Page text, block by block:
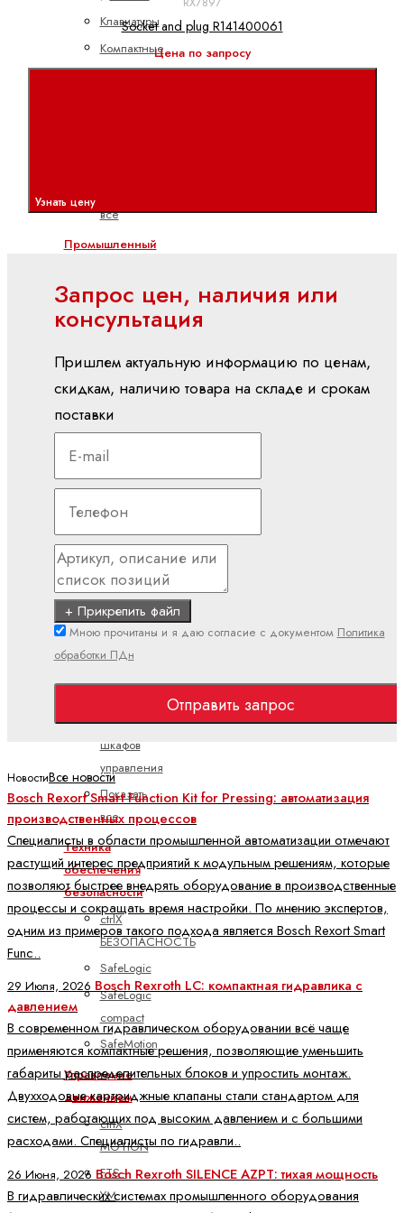
Клавиатуры
Компактные
панели
все
Промышленный
ctrlX
IOT
шлюз
WebConnector
Сервоприводы
ctrlX
ПО
Компактный
преобразователь
Контроллеры
Модульный
без
шкафов
управления
Показать
все
Техника
обеспечения
безопасности
ctrlX
БЕЗОПАСНОСТЬ
SafeLogic
SafeLogic
compact
SafeMotion
Управление
движением
ctrlX
MOTION
FTS -
YM
Socket and plug R141400061
Цена по запросу
Узнать цену
Запрос цен, наличия или
консультация
Пришлем актуальную информацию по ценам,
скидкам, наличию товара на складе и срокам
поставки
+ Прикрепить файл
Мною прочитаны и я даю согласие с документом Политика
обработки ПДн
Отправить запрос
НовостиВсе новости
Bosch Rexort Smart Function Kit for Pressing: автоматизация
производственных процессов
Специалисты в области промышленной автоматизации отмечают
растущий интерес предприятий к модульным решениям, которые
позволяют быстрее внедрять оборудование в производственные
процессы и сокращать время настройки. По мнению экспертов,
одним из примеров такого подхода является Bosch Rexort Smart
Func..
29 Июля, 2026 Bosch Rexroth LC: компактная гидравлика с
давлением
В современном гидравлическом оборудовании всё чаще
применяются компактные решения, позволяющие уменьшить
габариты распределительных блоков и упростить монтаж.
Двухходовые картриджные клапаны стали стандартом для
систем, работающих под высоким давлением и с большими
расходами. Специалисты по гидравли..
26 Июня, 2026 Bosch Rexroth SILENCE AZPT: тихая мощность
В гидравлических системах промышленного оборудования